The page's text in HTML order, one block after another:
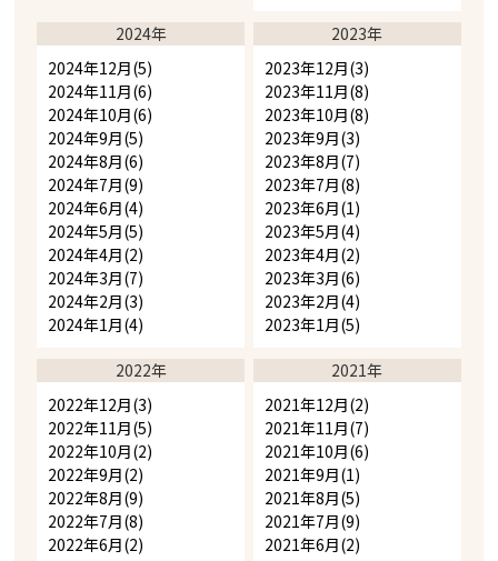
2024年
2024年12月(5)
2024年11月(6)
2024年10月(6)
2024年9月(5)
2024年8月(6)
2024年7月(9)
2024年6月(4)
2024年5月(5)
2024年4月(2)
2024年3月(7)
2024年2月(3)
2024年1月(4)
2023年
2023年12月(3)
2023年11月(8)
2023年10月(8)
2023年9月(3)
2023年8月(7)
2023年7月(8)
2023年6月(1)
2023年5月(4)
2023年4月(2)
2023年3月(6)
2023年2月(4)
2023年1月(5)
2022年
2022年12月(3)
2022年11月(5)
2022年10月(2)
2022年9月(2)
2022年8月(9)
2022年7月(8)
2022年6月(2)
2021年
2021年12月(2)
2021年11月(7)
2021年10月(6)
2021年9月(1)
2021年8月(5)
2021年7月(9)
2021年6月(2)